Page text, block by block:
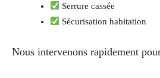
Serrure cassée
Sécurisation habitation
Nous intervenons rapidement